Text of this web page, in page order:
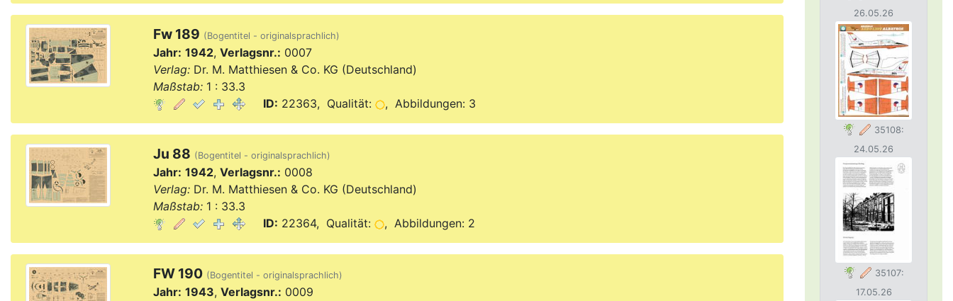
26.05.26
35108:
24.05.26
35107:
17.05.26
Fw 189 (Bogentitel - originalsprachlich)
Jahr: 1942, Verlagsnr.: 0007
Verlag:Dr. M. Matthiesen & Co. KG (Deutschland)
Maßstab:1 : 33.3
ID: 22363, Qualität: , Abbildungen: 3
Ju 88 (Bogentitel - originalsprachlich)
Jahr: 1942, Verlagsnr.: 0008
Verlag:Dr. M. Matthiesen & Co. KG (Deutschland)
Maßstab:1 : 33.3
ID: 22364, Qualität: , Abbildungen: 2
FW 190 (Bogentitel - originalsprachlich)
Jahr: 1943, Verlagsnr.: 0009